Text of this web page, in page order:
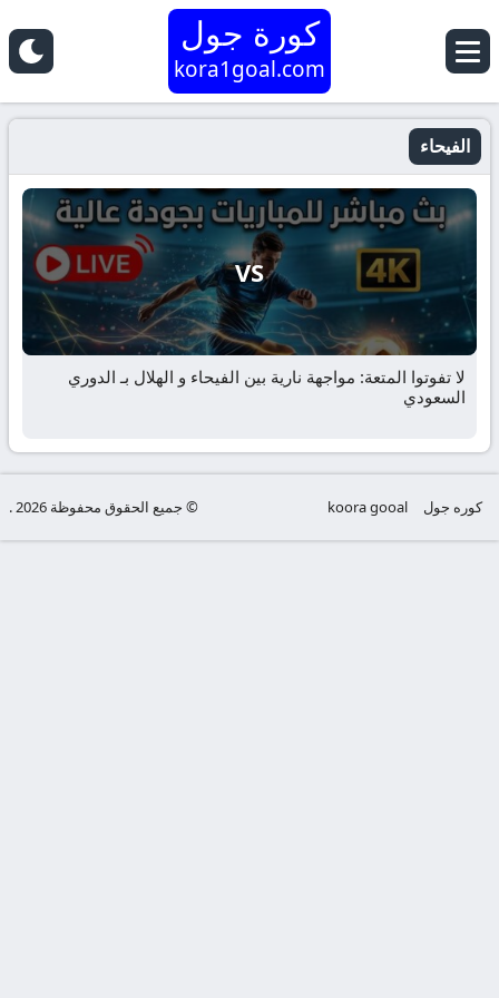
كورة جول
kora1goal.com
الفيحاء
VS
لا تفوتوا المتعة: مواجهة نارية بين الفيحاء و الهلال بـ الدوري
السعودي
كوره جول koora gooal © جميع الحقوق محفوظة 2026 .